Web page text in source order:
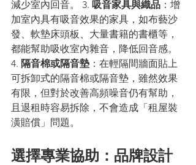
減少室內回音。 3. 吸音家具與織品 ：增
加室內具有吸音效果的家具，如布藝沙
發、軟墊床頭板、大量書籍的書櫃等，
都能幫助吸收室內雜音，降低回音感。
4. 隔音棉或隔音墊 ：在輕隔間牆面貼上
可拆卸式的隔音棉或隔音墊，雖然效果
有限，但對於改善高頻噪音仍有幫助，
且退租時容易拆除，不會造成「租屋裝
潢賠償」問題。
選擇專業協助：品牌設計